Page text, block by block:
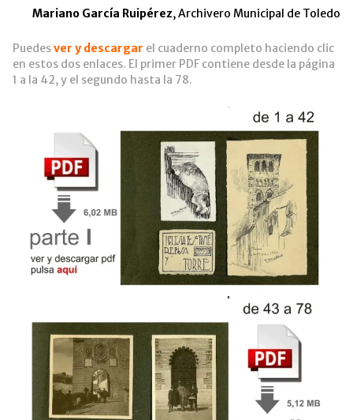
Mariano García Ruipérez,Archivero Municipal de Toledo
Puedesver y descargar el cuaderno completo haciendo clic
en estos dos enlaces. El primer PDF contiene desde la página
1 a la 42, y el segundo hasta la 78.